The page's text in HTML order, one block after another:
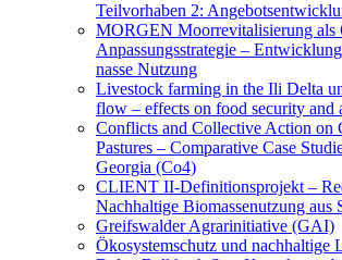
Teilvorhaben 2:
MORGEN Moorrevitalisierung als
Anpassungsstrategie –
nasse Nutzung
Livestock farming in the Ili Delta
flow – effects on food security and
Conflicts and Collective Action on
Pastures – Comparative Case
Georgia (Co4)
CLIENT II-Definitionsprojekt –
Nachhaltige Biomassenutzung aus
Greifswalder Agrarinitiative (GAI)
Ökosystemschutz und nachhaltige